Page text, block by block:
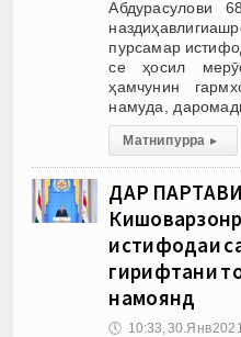
Абдурасулови
пурсамар
се ҳосил
ҳамчунин
намуда,
Матни пурра ▸
ДАР
истифодаи
гирифтани
намоянд
🕔 10:33, 30.Янв